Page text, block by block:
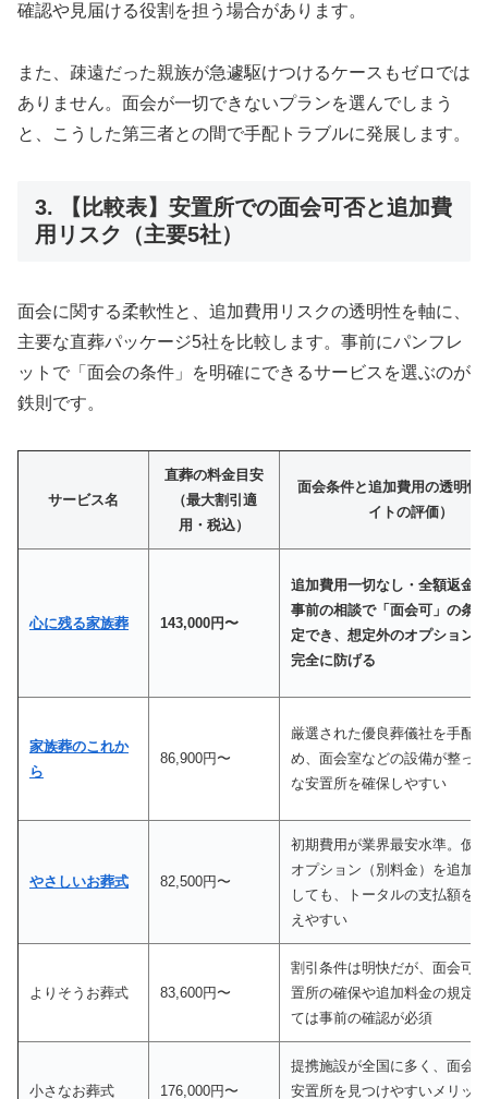
確認や見届ける役割を担う場合があります。
また、疎遠だった親族が急遽駆けつけるケースもゼロでは
ありません。面会が一切できないプランを選んでしまう
と、こうした第三者との間で手配トラブルに発展します。
3. 【比較表】安置所での面会可否と追加費
用リスク（主要5社）
面会に関する柔軟性と、追加費用リスクの透明性を軸に、
主要な直葬パッケージ5社を比較します。事前にパンフレ
ットで「面会の条件」を明確にできるサービスを選ぶのが
鉄則です。
サービス名
直葬の料金目安
（最大割引適
用・税込）
面会条件と追加費用の透明性
イトの評価）
心に残る家族葬 143,000円〜
追加費用一切なし・全額返金
事前の相談で「面会可」の条
定でき、想定外のオプション
完全に防げる
家族葬のこれか
ら
86,900円〜
厳選された優良葬儀社を手配
め、面会室などの設備が整っ
な安置所を確保しやすい
やさしいお葬式 82,500円〜
初期費用が業界最安水準。仮
オプション（別料金）を追加
しても、トータルの支払額を
えやすい
よりそうお葬式 83,600円〜
割引条件は明快だが、面会可
置所の確保や追加料金の規定
ては事前の確認が必須
小さなお葬式 176,000円〜
提携施設が全国に多く、面会
安置所を見つけやすいメリッ